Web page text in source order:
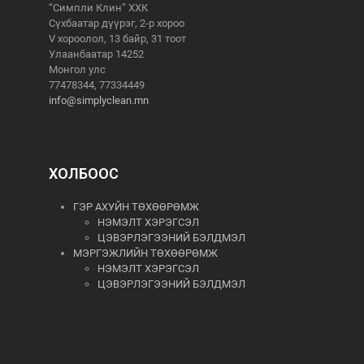
“Симпли Клин” ХХК
Сүхбаатар дүүрэг, 2-р хороо
V хороолол, 13 байр, 31 тоот
Улаанбаатар 14252
Монгол улс
77478344, 77334449
info@simplyclean.mn
ХОЛБООС
ГЭР АХУЙН ТӨХӨӨРӨМЖ
НЭМЭЛТ ХЭРЭГСЭЛ
ЦЭВЭРЛЭГЭЭНИЙ БЭЛДМЭЛ
МЭРГЭЖЛИЙН ТӨХӨӨРӨМЖ
НЭМЭЛТ ХЭРЭГСЭЛ
ЦЭВЭРЛЭГЭЭНИЙ БЭЛДМЭЛ